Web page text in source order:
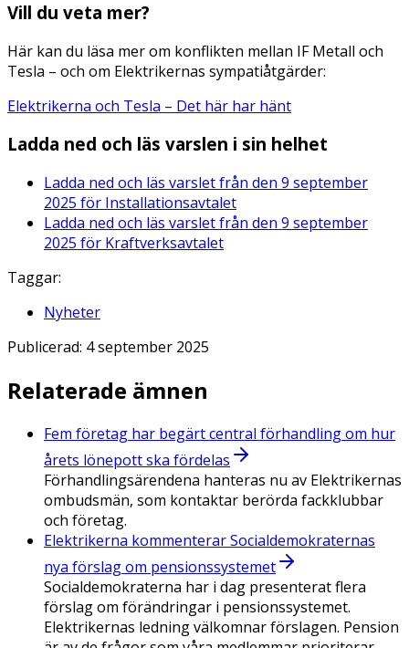
Vill du veta mer?
Här kan du läsa mer om konflikten mellan IF Metall och
Tesla – och om Elektrikernas sympatiåtgärder:
Elektrikerna och Tesla – Det här har hänt
Ladda ned och läs varslen i sin helhet
Ladda ned och läs varslet från den 9 september
2025 för Installationsavtalet
Ladda ned och läs varslet från den 9 september
2025 för Kraftverksavtalet
Taggar:
Nyheter
Publicerad: 4 september 2025
Relaterade ämnen
Fem företag har begärt central förhandling om hur
årets lönepott ska fördelas
Förhandlingsärendena hanteras nu av Elektrikernas
ombudsmän, som kontaktar berörda fackklubbar
och företag.
Elektrikerna kommenterar Socialdemokraternas
nya förslag om pensionssystemet
Socialdemokraterna har i dag presenterat flera
förslag om förändringar i pensionssystemet.
Elektrikernas ledning välkomnar förslagen. Pension